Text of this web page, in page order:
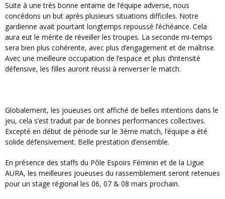
Suite à une très bonne entame de l’équipe adverse, nous
concédons un but après plusieurs situations difficiles. Notre
gardienne avait pourtant longtemps repoussé l’échéance. Cela
aura eut le mérite de réveiller les troupes. La seconde mi-temps
sera bien plus cohérente, avec plus d’engagement et de maîtrise.
Avec une meilleure occupation de l’espace et plus d’intensité
défensive, les filles auront réussi à renverser le match.
Globalement, les joueuses ont affiché de belles intentions dans le
jeu, cela s’est traduit par de bonnes performances collectives.
Excepté en début de période sur le 3ème match, l’équipe a été
solide défensivement. Belle prestation d’ensemble.
En présence des staffs du Pôle Espoirs Féminin et de la Ligue
AURA, les meilleures joueuses du rassemblement seront retenues
pour un stage régional les 06, 07 & 08 mars prochain.